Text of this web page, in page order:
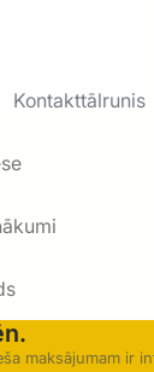
maksājumam ir